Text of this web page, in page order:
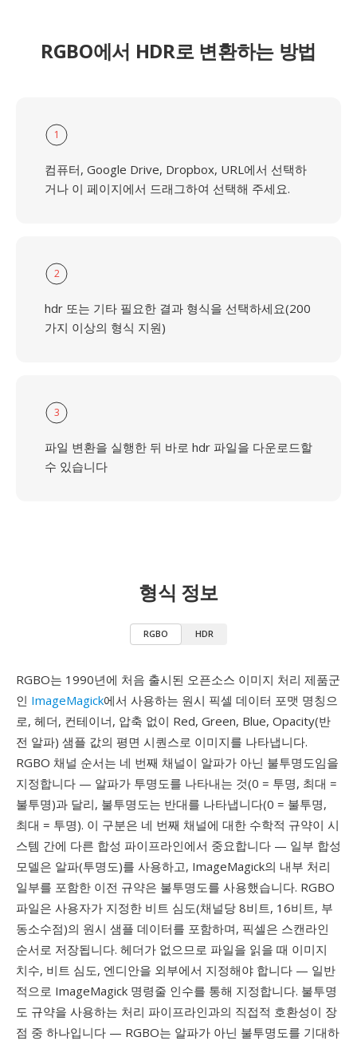
RGBO에서 HDR로 변환하는 방법
1
컴퓨터, Google Drive, Dropbox, URL에서 선택하
거나 이 페이지에서 드래그하여 선택해 주세요.
2
hdr 또는 기타 필요한 결과 형식을 선택하세요(200
가지 이상의 형식 지원)
3
파일 변환을 실행한 뒤 바로 hdr 파일을 다운로드할
수 있습니다
형식 정보
RGBO HDR
RGBO는 1990년에 처음 출시된 오픈소스 이미지 처리 제품군
인 ImageMagick에서 사용하는 원시 픽셀 데이터 포맷 명칭으
로, 헤더, 컨테이너, 압축 없이 Red, Green, Blue, Opacity(반
전 알파) 샘플 값의 평면 시퀀스로 이미지를 나타냅니다.
RGBO 채널 순서는 네 번째 채널이 알파가 아닌 불투명도임을
지정합니다 — 알파가 투명도를 나타내는 것(0 = 투명, 최대 =
불투명)과 달리, 불투명도는 반대를 나타냅니다(0 = 불투명,
최대 = 투명). 이 구분은 네 번째 채널에 대한 수학적 규약이 시
스템 간에 다른 합성 파이프라인에서 중요합니다 — 일부 합성
모델은 알파(투명도)를 사용하고, ImageMagick의 내부 처리
일부를 포함한 이전 규약은 불투명도를 사용했습니다. RGBO
파일은 사용자가 지정한 비트 심도(채널당 8비트, 16비트, 부
동소수점)의 원시 샘플 데이터를 포함하며, 픽셀은 스캔라인
순서로 저장됩니다. 헤더가 없으므로 파일을 읽을 때 이미지
치수, 비트 심도, 엔디안을 외부에서 지정해야 합니다 — 일반
적으로 ImageMagick 명령줄 인수를 통해 지정합니다. 불투명
도 규약을 사용하는 처리 파이프라인과의 직접적 호환성이 장
점 중 하나입니다 — RGBO는 알파가 아닌 불투명도를 기대하